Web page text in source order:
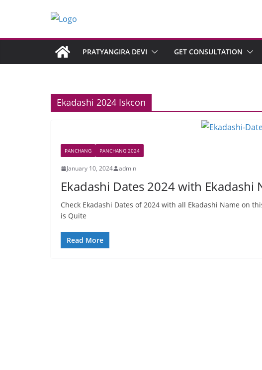
PRATYANGIRA DEVI GET CONSULTATION
Ekadashi 2024 Iskcon
PANCHANG PANCHANG 2024
January 10, 2024 admin
Ekadashi Dates 2024 with Ekadashi
Check Ekadashi Dates of 2024 with all Ekadashi Name on
is Quite
Read More